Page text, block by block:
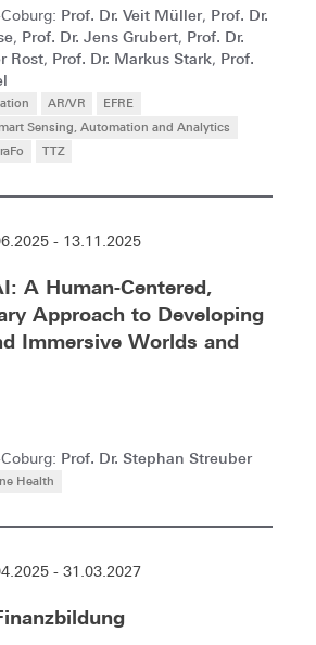
Prof. Dr. Veit Müller, Prof. Dr.
, Prof. Dr. Jens Grubert, Prof. Dr.
Rost, Prof. Dr. Markus Stark, Prof.
AR/VR
EFRE
Sensing, Automation and Analytics
TTZ
- 13.11.2025
A Human-Centered,
Approach to Developing
Immersive Worlds and
Prof. Dr. Stephan Streuber
Health
- 31.03.2027